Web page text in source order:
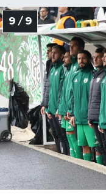
9 / 9